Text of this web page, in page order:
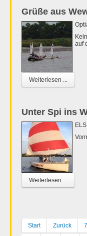
Grüße aus
auf
Weiterlesen ...
Unter Spi ins
Weiterlesen ...
Start Zurück 7